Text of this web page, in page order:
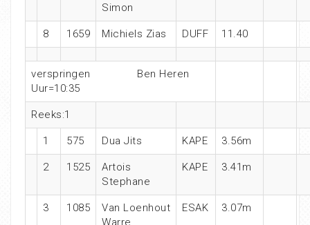
Simon
8 1659 Michiels Zias DUFF 11.40
verspringen Ben Heren
Uur=10:35
Reeks:1
1 575 Dua Jits KAPE 3.56m
2 1525
Artois
Stephane
KAPE 3.41m
3 1085
Van Loenhout
Warre
ESAK 3.07m